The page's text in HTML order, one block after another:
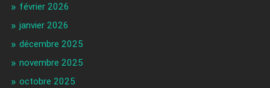
février 2026
janvier 2026
décembre 2025
novembre 2025
octobre 2025